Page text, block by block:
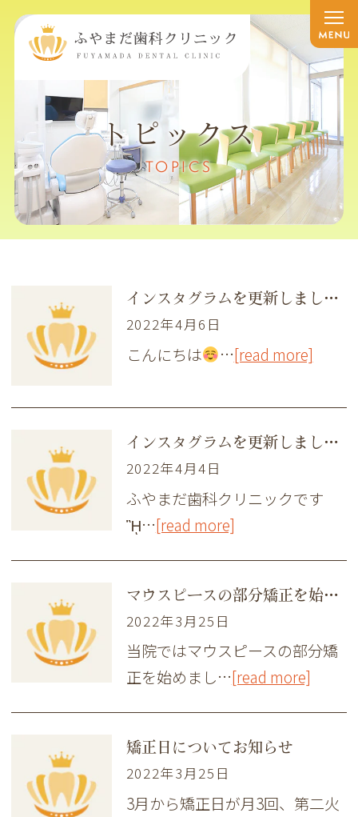
トピックス
TOPICS
インスタグラムを更新しました！
2022年4月6日
こんにちは …[read more]
インスタグラムを更新しました！
2022年4月4日
ふやまだ歯科クリニックです
ᾛ…[read more]
マウスピースの部分矯正を始めました
2022年3月25日
当院ではマウスピースの部分矯
正を始めまし…[read more]
矯正日についてお知らせ
2022年3月25日
3月から矯正日が月3回、第二火